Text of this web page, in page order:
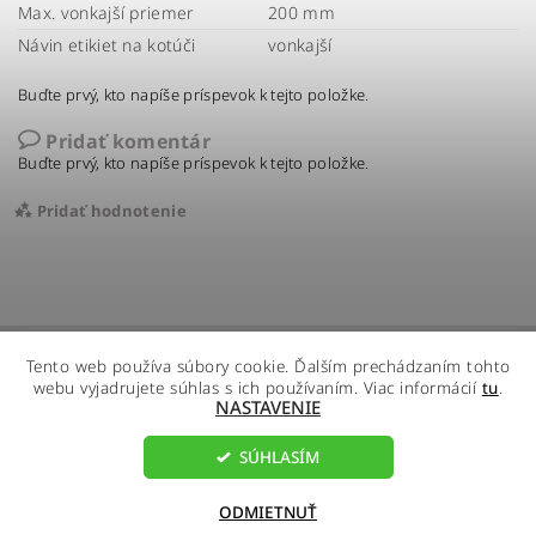
Max. vonkajší priemer
200 mm
Návin etikiet na kotúči
vonkajší
Buďte prvý, kto napíše príspevok k tejto položke.
Pridať komentár
Buďte prvý, kto napíše príspevok k tejto položke.
Pridať hodnotenie
Vytvoril Shoptet
Tento web používa súbory cookie. Ďalším prechádzaním tohto
webu vyjadrujete súhlas s ich používaním. Viac informácií tu.
NASTAVENIE
ODMIETNUŤ
SÚHLASÍM